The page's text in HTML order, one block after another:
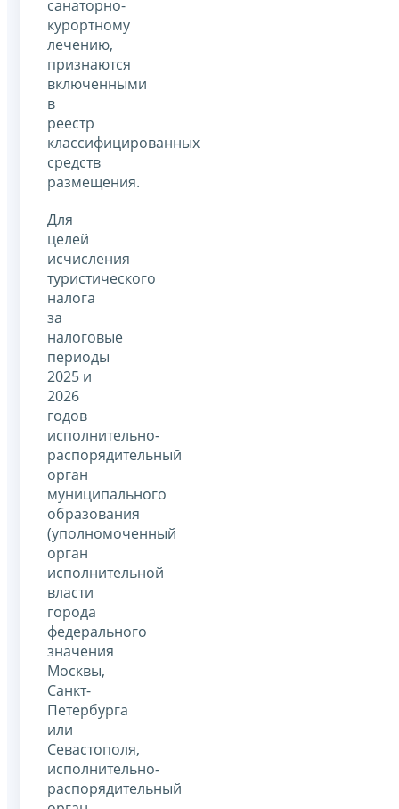
санаторно-
курортному
лечению,
признаются
включенными
в
реестр
классифицированных
средств
размещения.
Для
целей
исчисления
туристического
налога
за
налоговые
периоды
2025 и
2026
годов
исполнительно-
распорядительный
орган
муниципального
образования
(уполномоченный
орган
исполнительной
власти
города
федерального
значения
Москвы,
Санкт-
Петербурга
или
Севастополя,
исполнительно-
распорядительный